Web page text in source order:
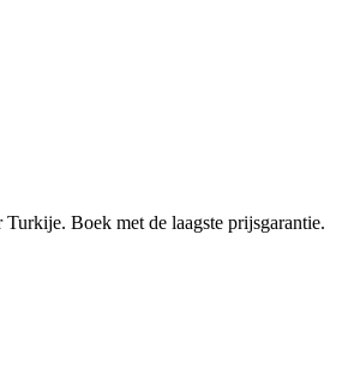
Boek met de laagste prijsgarantie.